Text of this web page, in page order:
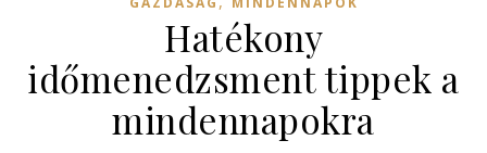
Hatékony
időmenedzsment tippek a
mindennapokra